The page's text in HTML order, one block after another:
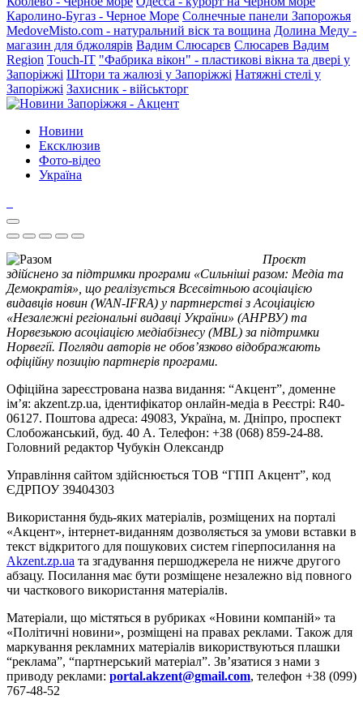
Каролино-Бугаз - Черное Море Солнечные панели Запорожья
MedoveMisto.com - натуральний віск та вощина Долина Меду -
магазин для бджолярів Вадим Слюсарєв Слюсарев Вадим
Region Touch-IT "Фабрика вікон" - пластикові вікна та двері у
Запоріжжі Штори та жалюзі у Запоріжжі Натяжні стелі у
Запоріжжі Захисник - військторг
Новини
Ексклюзив
Фото-відео
Україна
Проєкт
здійснено за підтримки програми «Сильніші разом: Медіа та
Демократія», що реалізується Всесвітньою асоціацією
видавців новин (WAN-IFRA) у партнерстві з Асоціацією
«Незалежні регіональні видавці України» (АНРВУ) та
Норвезькою асоціацією медіабізнесу (MBL) за підтримки
Норвегії. Погляди авторів не обов’язково відображають
офіційну позицію партнерів програми.
Офіційна зареєстрована назва видання: “Акцент”, доменне
ім’я: akzent.zp.ua, ідентифікатор онлайн-медіа в Реєстрі: R40-
06127. Поштова адреса: 49083, Україна, м. Дніпро, проспект
Слобожанський, буд. 40 А. Телефон: +38 (068) 859-24-88.
Головний редактор Чубукін Олександр
Управління сайтом здійснюється ТОВ “ГПП Акцент”, код
ЄДРПОУ 39404303
Використання будь-яких матеріалів, розміщених на порталі
«Акцент», інтернет-виданням дозволяється за умови вставки в
текст відкритого для пошукових систем гіперпосилання на
Akzent.zp.ua та згадування першоджерела не нижче другого
абзацу. Посилання має бути розміщене незалежно від повного
чи часткового використання матеріалів.
Матеріали, що містяться в рубриках «Новини компаній» та
«Політичні новини», розміщені на правах реклами. Також для
маркування рекламних матеріалів використвуються плашки
“реклама”, “партнерський матеріал”. Зв’язатися з нами з
приводу реклами: portal.akzent@gmail.com, телефон +38 (099)
767-48-52